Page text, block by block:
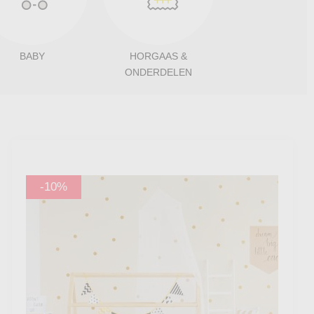
BABY
HORGAAS &
ONDERDELEN
-10%